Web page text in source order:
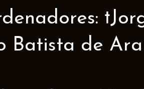
Batista de